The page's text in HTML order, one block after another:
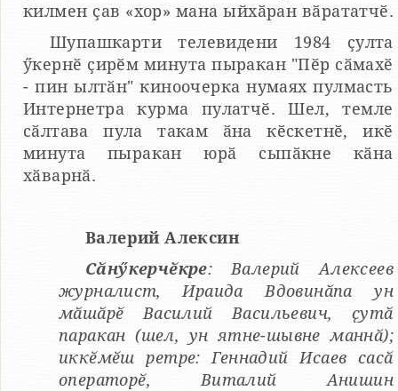
килмен ҫав «хор» мана ыйхӑран вӑрататчӗ.
Шупашкарти телевидени 1984 ҫулта
ӳкернӗ ҫирӗм минута пыракан "Пӗр сӑмахӗ
- пин ылтӑн" киноочерка нумаях пулмасть
Интернетра курма пулатчӗ. Шел, темле
сӑлтава пула такам ӑна кӗскетнӗ, икӗ
минута пыракан юрӑ сыпӑкне кӑна
хӑварнӑ.
Валерий Алексин
Сӑнӳкерчӗкре: Валерий Алексеев
журналист, Ираида Вдовинӑпа ун
мӑшӑрӗ Василий Васильевич, ҫутӑ
паракан (шел, ун ятне-шывне маннӑ);
иккӗмӗш ретре: Геннадий Исаев сасӑ
операторӗ, Виталий Анишин